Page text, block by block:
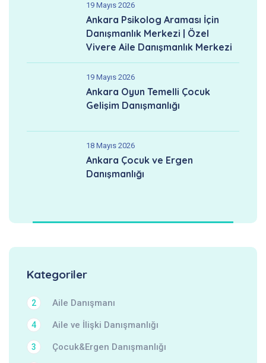
19 Mayıs 2026
Ankara Psikolog Araması İçin
Danışmanlık Merkezi | Özel
Vivere Aile Danışmanlık Merkezi
19 Mayıs 2026
Ankara Oyun Temelli Çocuk
Gelişim Danışmanlığı
18 Mayıs 2026
Ankara Çocuk ve Ergen
Danışmanlığı
Kategoriler
Aile Danışmanı
2
Aile ve İlişki Danışmanlığı
4
Çocuk&Ergen Danışmanlığı
3